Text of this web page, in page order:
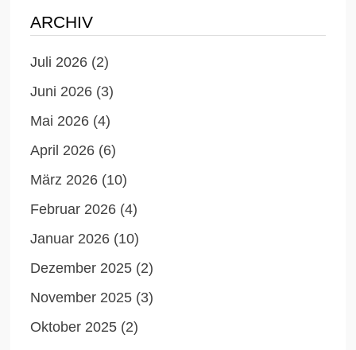
ARCHIV
Juli 2026 (2)
Juni 2026 (3)
Mai 2026 (4)
April 2026 (6)
März 2026 (10)
Februar 2026 (4)
Januar 2026 (10)
Dezember 2025 (2)
November 2025 (3)
Oktober 2025 (2)